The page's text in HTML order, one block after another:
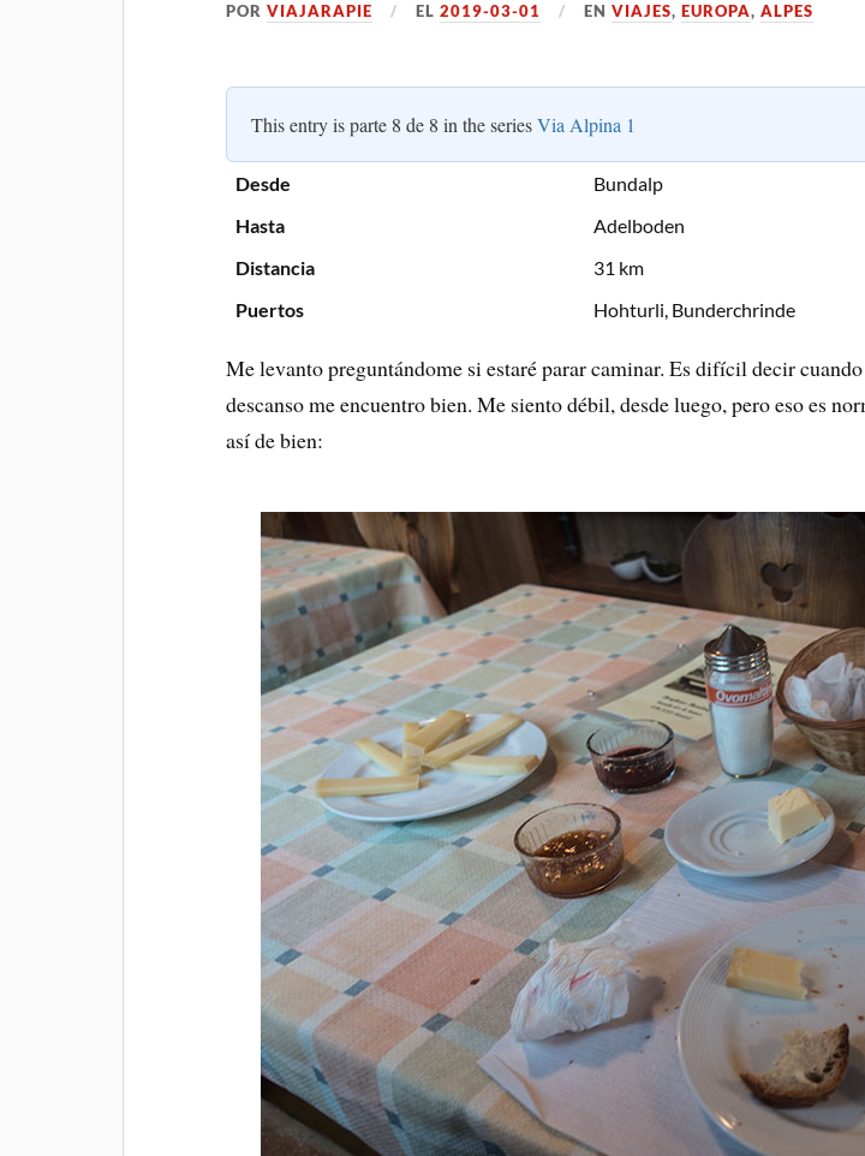
PORVIAJARAPIE EL2019-03-01 ENVIAJES,EUROPA,ALPES
This entry is parte 8 de 8 in the seriesVia Alpina 1
Desde
Bundalp
Hasta
Adelboden
Distancia
31 km
Puertos
Hohturli, Bunderchrinde
Me levanto preguntándome si estaré parar caminar. Es difícil decir
descanso me encuentro bien. Me siento débil, desde luego, pero eso es
así de bien: